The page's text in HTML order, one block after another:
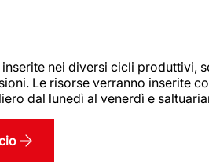
nei diversi cicli
Le risorse verranno inserite
dal lunedì al venerdì e